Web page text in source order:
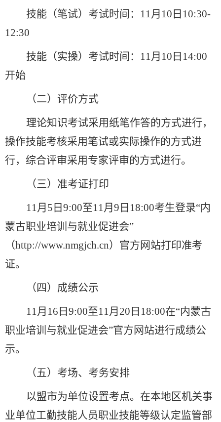
技能（笔试）考试时间：11月10日10:30-
12:30
技能（实操）考试时间：11月10日14:00
开始
（二）评价方式
理论知识考试采用纸笔作答的方式进行，
操作技能考核采用笔试或实际操作的方式进
行，综合评审采用专家评审的方式进行。
（三）准考证打印
11月5日9:00至11月9日18:00考生登录“内
蒙古职业培训与就业促进会”
（http://www.nmgjch.cn）官方网站打印准考
证。
（四）成绩公示
11月16日9:00至11月20日18:00在“内蒙古
职业培训与就业促进会”官方网站进行成绩公
示。
（五）考场、考务安排
以盟市为单位设置考点。在本地区机关事
业单位工勤技能人员职业技能等级认定监管部